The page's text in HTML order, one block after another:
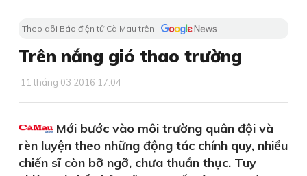
Theo dõi Báo điện tử Cà Mau trên
Trên nắng gió thao trường
11 tháng 03 2016 17:04
Mới bước vào môi trường quân đội và
rèn luyện theo những động tác chính quy, nhiều
chiến sĩ còn bỡ ngỡ, chưa thuần thục. Tuy